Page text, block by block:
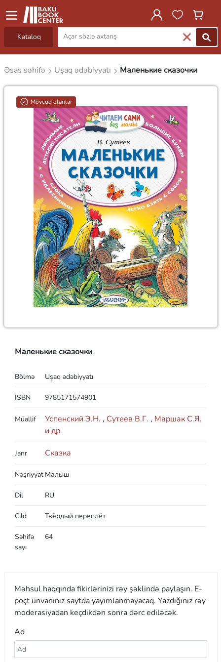
Kataloq
Əsas səhifə Uşaq ədəbiyyatı Маленькие сказочки
Mövcud olanlar
Маленькие сказочки
Bölmə Uşaq ədəbiyyatı
ISBN 9785171574901
Müəllif Успенский Э.Н. , Сутеев В.Г. , Маршак С.Я.
и др.
Janr Сказка
Nəşriyyat Малыш
Dil RU
Cild Твёрдый переплёт
Səhifə
sayı
64
Məhsul haqqında fikirlərinizi rəy şəklində paylaşın. E-
poçt ünvanınız saytda yayımlanmayacaq. Yazdığınız rəy
moderasiyadan keçdikdən sonra dərc ediləcək.
Ad